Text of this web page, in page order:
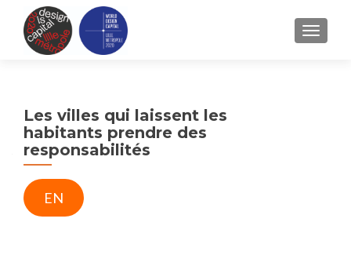
Les villes qui laissent les
habitants prendre des
responsabilités
EN